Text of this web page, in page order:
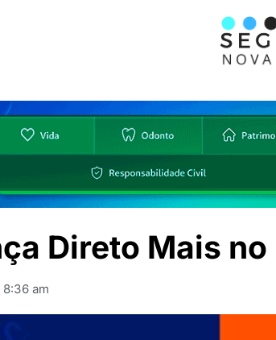
Direto Mais no
8:36 am